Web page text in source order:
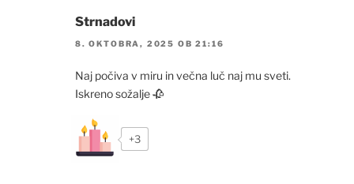
Strnadovi
8. OKTOBRA, 2025 OB 21:16
Naj počiva v miru in večna luč naj mu sveti.
Iskreno sožalje 🥀
+3